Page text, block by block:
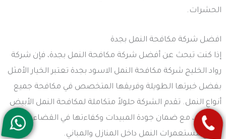
الحشرات.
افضل شركة مكافحة النمل بجدة
إذا كنت تبحث عن أفضل شركة مكافحة النمل بجدة، فإن شركة
رواد الخليج شركة مكافحة النمل الاسود بجدة تعتبر الخيار الأمثل
بفضل خبرتها الطويلة وفريقها المتخصص في مكافحة جميع
أنواع النمل. تقدم الشركة حلولاً متكاملة لمكافحة النمل الأبيض
والأسود، مع ضمان جودة المبيدات وكفاءتها في القضاء على
جميع مستعمرات النمل داخل المنازل والمباني.